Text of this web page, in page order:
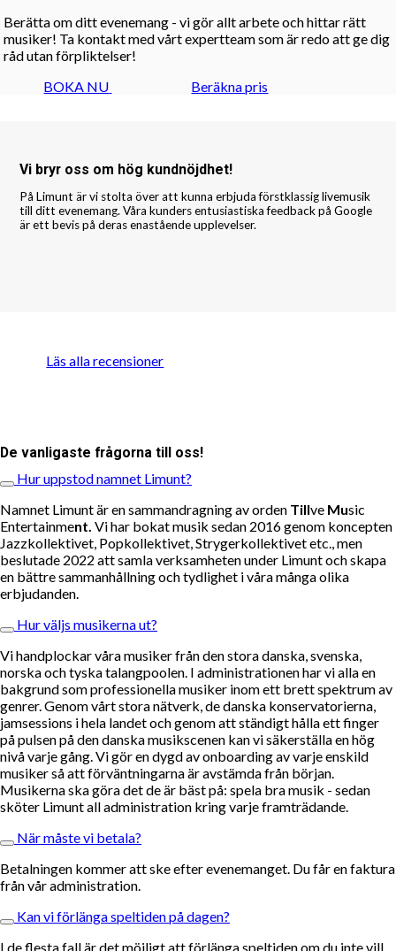
Berätta om ditt evenemang - vi gör allt arbete och hittar rätt
musiker! Ta kontakt med vårt expertteam som är redo att ge dig
råd utan förpliktelser!
BOKA NU
Beräkna pris
Vi bryr oss om hög kundnöjdhet!
På Limunt är vi stolta över att kunna erbjuda förstklassig livemusik
till ditt evenemang. Våra kunders entusiastiska feedback på Google
är ett bevis på deras enastående upplevelser.
Läs alla recensioner
De vanligaste frågorna till oss!
Hur uppstod namnet Limunt?
Namnet Limunt är en sammandragning av orden Tillve Music
Entertainment. Vi har bokat musik sedan 2016 genom koncepten
Jazzkollektivet, Popkollektivet, Strygerkollektivet etc., men
beslutade 2022 att samla verksamheten under Limunt och skapa
en bättre sammanhållning och tydlighet i våra många olika
erbjudanden.
Hur väljs musikerna ut?
Vi handplockar våra musiker från den stora danska, svenska,
norska och tyska talangpoolen. I administrationen har vi alla en
bakgrund som professionella musiker inom ett brett spektrum av
genrer. Genom vårt stora nätverk, de danska konservatorierna,
jamsessions i hela landet och genom att ständigt hålla ett finger
på pulsen på den danska musikscenen kan vi säkerställa en hög
nivå varje gång. Vi gör en dygd av onboarding av varje enskild
musiker så att förväntningarna är avstämda från början.
Musikerna ska göra det de är bäst på: spela bra musik - sedan
sköter Limunt all administration kring varje framträdande.
När måste vi betala?
Betalningen kommer att ske efter evenemanget. Du får en faktura
från vår administration.
Kan vi förlänga speltiden på dagen?
I de flesta fall är det möjligt att förlänga speltiden om du inte vill